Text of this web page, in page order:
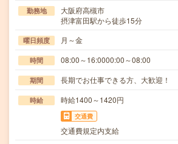
勤務地
大阪府高槻市
摂津富田駅から徒歩15分
曜日頻度 月～金
時間 08:00～16:0000:00～08:00
期間 長期でお仕事できる方、大歓迎！
時給 時給1400～1420円
交通費
交通費規定内支給